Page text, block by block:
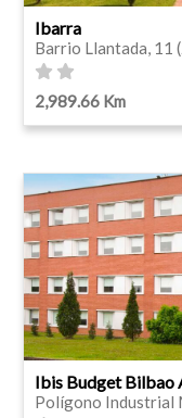
Ibarra
Barrio Llantada, 11
2,989.66 Km
Ibis Budget Bilbao
Polígono Industrial